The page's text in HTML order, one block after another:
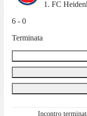
1. FC
6 - 0
Terminata
Incontro